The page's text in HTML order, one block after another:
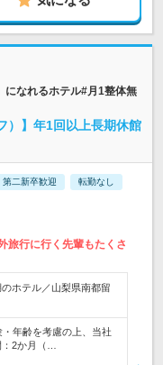
になれるホテル#月1整体無
）】年1回以上長期休館
第二新卒歓迎 転勤なし
旅行に行く先輩もたくさ
ホテル／山梨県南都留
年齢を考慮の上、当社
2か月（…